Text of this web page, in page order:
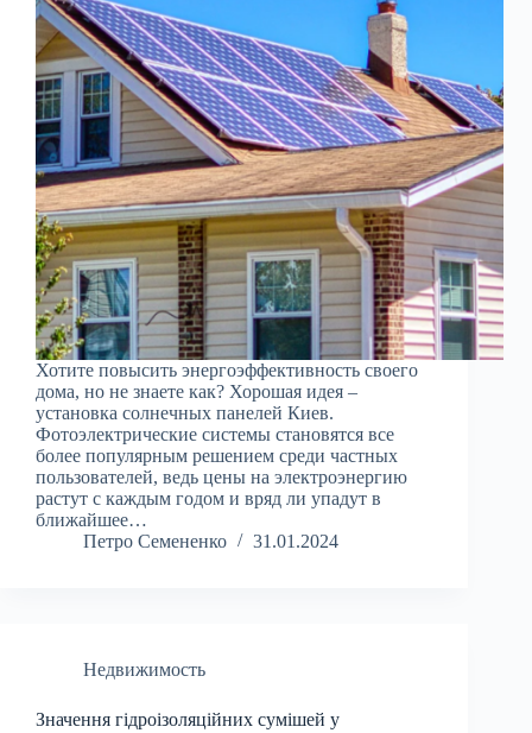
Хотите повысить энергоэффективность своего
дома, но не знаете как? Хорошая идея –
установка солнечных панелей Киев.
Фотоэлектрические системы становятся все
более популярным решением среди частных
пользователей, ведь цены на электроэнергию
растут с каждым годом и вряд ли упадут в
ближайшее…
Петро Семененко
31.01.2024
Недвижимость
Значення гідроізоляційних сумішей у